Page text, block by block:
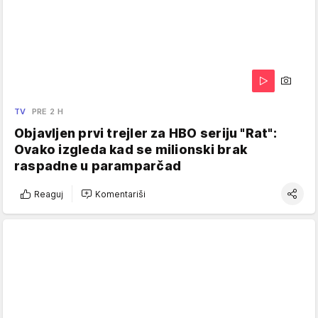
TV PRE 2 H
Objavljen prvi trejler za HBO seriju "Rat":
Ovako izgleda kad se milionski brak
raspadne u paramparčad
Reaguj Komentariši